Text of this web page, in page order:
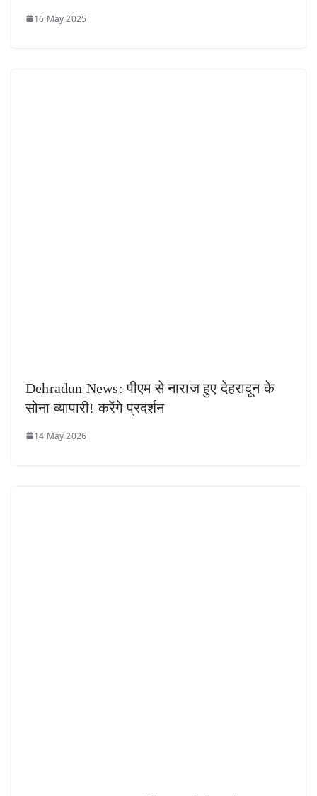
16 May 2025
Dehradun News: पीएम से नाराज हुए देहरादून के
सोना व्यापारी! करेंगे प्रदर्शन
14 May 2026